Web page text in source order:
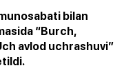
bilan
“Burch,
avlod uchrashuvi”